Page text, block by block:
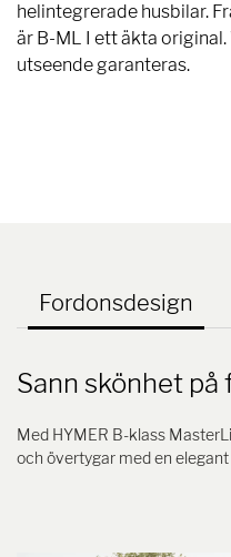
helintegrerade husbilar.
är B-ML I ett äkta
utseende garanteras.
Fordonsdesign
Sann skönhet
Med HYMER B-klass
och övertygar med en elegant